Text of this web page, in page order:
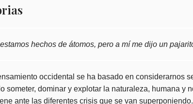
hechos de átomos, pero a mí me dijo un
occidental se ha basado en considerarnos
someter, dominar y explotar la naturaleza, humana y
ante las diferentes crisis que se van superponiendo.